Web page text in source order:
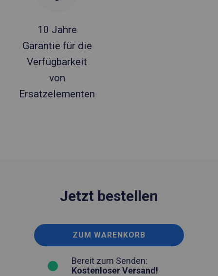
10 Jahre
Garantie für die
Verfügbarkeit
von
Ersatzelementen
Jetzt bestellen
ZUM WARENKORB
Bereit zum Senden:
Kostenloser Versand!